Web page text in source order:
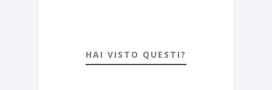
HAI VISTO QUESTI?